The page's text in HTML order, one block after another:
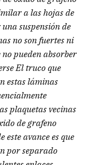
a las hojas de
suspensión de
no son fuertes ni
pueden absorber
El truco que
estas láminas
plaquetas vecinas
de grafeno
este avance es que
por separado